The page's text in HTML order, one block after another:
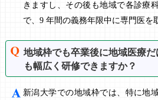
きますし、その後も地域で各診療
で、9 年間の義務年限中に専門医を
地域枠でも卒業後に地域医療
も幅広く研修できますか？
新潟大学での地域枠では、特に地